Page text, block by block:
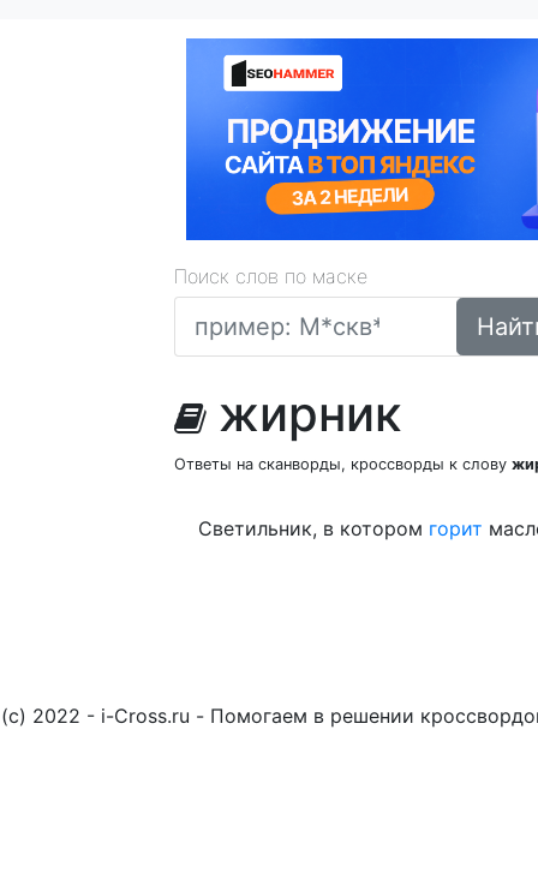
Поиск слов по маске
жирник
Ответы на сканворды, кроссворды к слову
Светильник, в котором горит
(c) 2022 - i-Cross.ru - Помогаем в решении